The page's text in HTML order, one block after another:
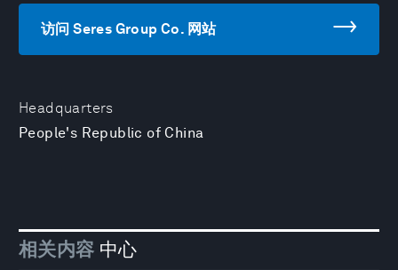
Headquarters
People's Republic of China
访问 Seres Group Co. 网站
相关内容 中心